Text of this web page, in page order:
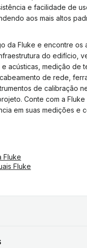
e facilidade de
aos mais altos
da Fluke e encontre os
do edifício,
acústicas, medição de
de rede,
de calibração
Conte com a Fluke
em suas medições e
Fluke
Fluke